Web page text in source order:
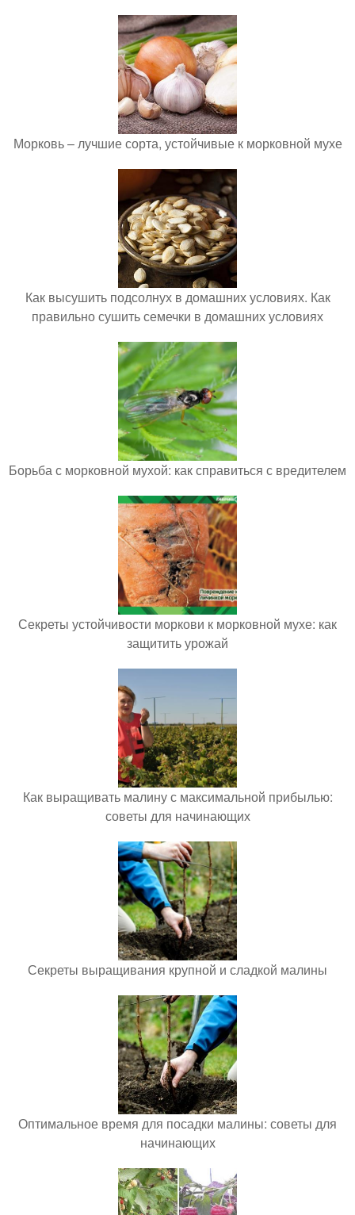
Морковь – лучшие сорта, устойчивые к морковной мухе
Как высушить подсолнух в домашних условиях. Как
правильно сушить семечки в домашних условиях
Борьба с морковной мухой: как справиться с вредителем
Секреты устойчивости моркови к морковной мухе: как
защитить урожай
Как выращивать малину с максимальной прибылью:
советы для начинающих
Секреты выращивания крупной и сладкой малины
Оптимальное время для посадки малины: советы для
начинающих